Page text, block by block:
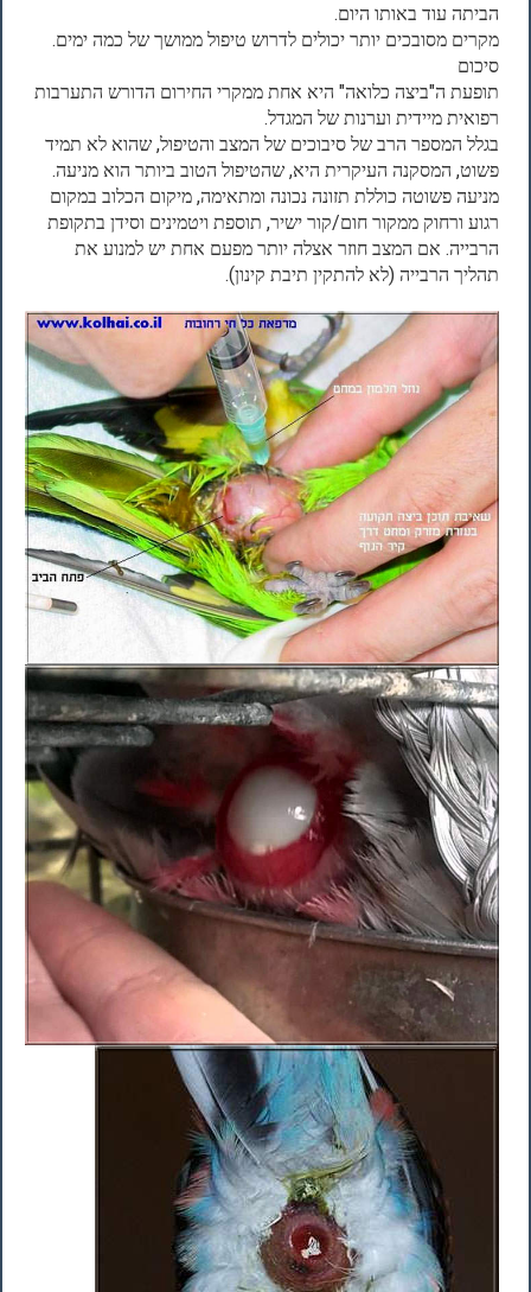
הביתה עוד באותו היום.
מקרים מסובכים יותר יכולים לדרוש טיפול ממושך של כמה ימים.
סיכום
תופעת ה"ביצה כלואה" היא אחת ממקרי החירום הדורש התערבות
רפואית מיידית וערנות של המגדל.
בגלל המספר הרב של סיבוכים של המצב והטיפול, שהוא לא תמיד
פשוט, המסקנה העיקרית היא, שהטיפול הטוב ביותר הוא מניעה.
מניעה פשוטה כוללת תזונה נכונה ומתאימה, מיקום הכלוב במקום
רגוע ורחוק ממקור חום/קור ישיר, תוספת ויטמינים וסידן בתקופת
הרבייה. אם המצב חוזר אצלה יותר מפעם אחת יש למנוע את
תהליך הרבייה (לא להתקין תיבת קינון).